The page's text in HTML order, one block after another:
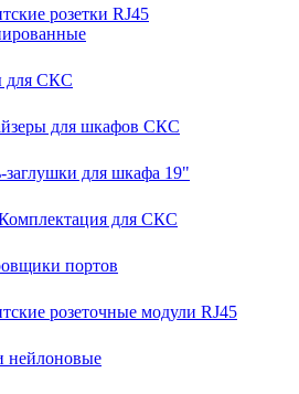
розетки RJ45
для СКС
для шкафов СКС
заглушки для шкафа 19"
для СКС
портов
розеточные модули RJ45
нейлоновые